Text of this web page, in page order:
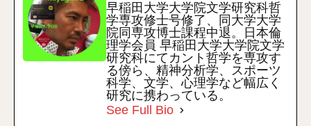
早稲田大学大学院文学研究科哲
学専攻修士号修了、同大学大学
院同専攻博士課程中退。日本倫
理学会員 早稲田大学大学院文学
研究科にてカント哲学を専攻す
る傍ら、精神分析学、スポーツ
科学、文学、心理学など幅広く
研究に携わっている。
See Full Bio